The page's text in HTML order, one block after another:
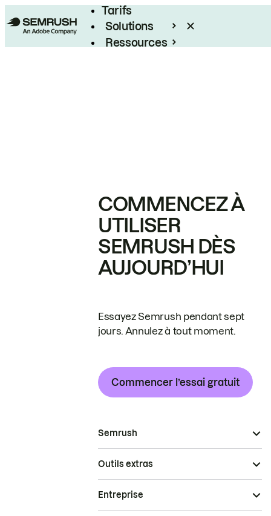
Tarifs
Solutions
Ressources
COMMENCEZ À
UTILISER
SEMRUSH DÈS
AUJOURD’HUI
Essayez Semrush pendant sept
jours. Annulez à tout moment.
Commencer l’essai gratuit
Semrush
Outils extras
Entreprise